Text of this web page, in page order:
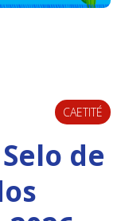
CAETITÉ
de